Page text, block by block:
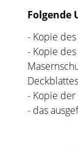
Folgende
- Kopie
- Kopie
- Kopie
- das